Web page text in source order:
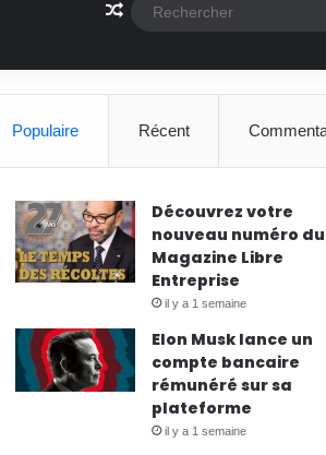
Article Aléatoire
Populaire Récent
Découvrez votre
nouveau numéro du
Magazine Libre
Entreprise
il y a 1 semaine
Elon Musk lance un
compte bancaire
rémunéré sur sa
plateforme
il y a 1 semaine